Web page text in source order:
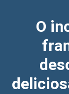
O